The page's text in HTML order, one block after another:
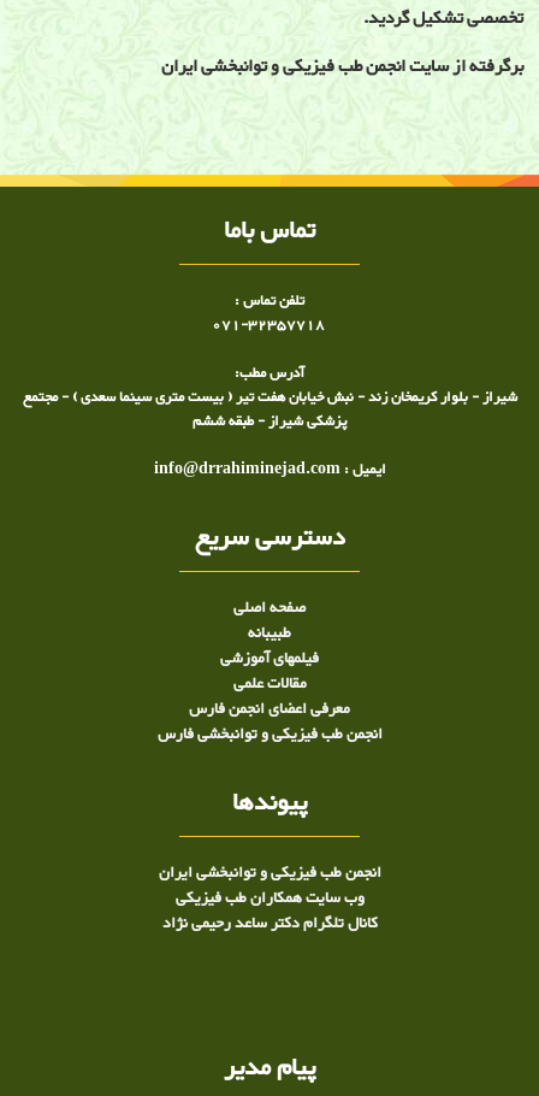
تخصصی تشکیل گردید.
برگرفته از سایت انجمن طب فیزیکی و توانبخشی ایران
تماس باما
تلفن تماس :
071-32357718
آدرس مطب:
شیراز - بلوار کریمخان زند - نبش خیابان هفت تیر ( بیست متری سینما سعدی ) - مجتمع
پزشکی شیراز - طبقه ششم
ایمیل : info@drrahiminejad.com
دسترسی سریع
صفحه اصلی
طبيبانه
فیلمهای آموزشی
مقالات علمی
معرفی اعضای انجمن فارس
انجمن طب فیزیکی و توانبخشی فارس
پیوندها
انجمن طب فیزیکی و توانبخشی ایران
وب سایت همکاران طب فیزیکی
کانال تلگرام دکتر ساعد رحیمی نژاد
پیام مدیر